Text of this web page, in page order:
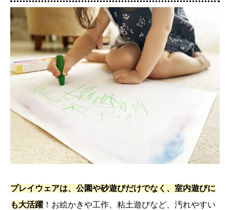
プレイウェアは、公園や砂遊びだけでなく、室内遊びに
も大活躍 ！お絵かきや工作、粘土遊びなど、汚れやすい